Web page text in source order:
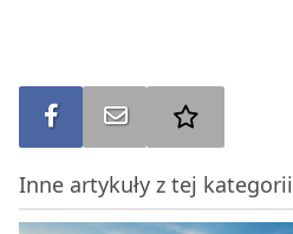
Udostępnij na FBWyślij na e-mail
Inne artykuły z tej kategorii